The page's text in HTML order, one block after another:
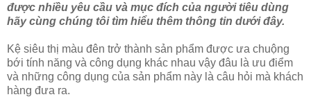
được nhiều yêu cầu và mục đích của người tiêu dùng
hãy cùng chúng tôi tìm hiểu thêm thông tin dưới đây.
Kệ siêu thị màu đên trở thành sản phẩm được ưa chuộng
bới tính năng và công dụng khác nhau vậy đâu là ưu điểm
và những công dụng của sản phẩm này là câu hỏi mà khách
hàng đưa ra.